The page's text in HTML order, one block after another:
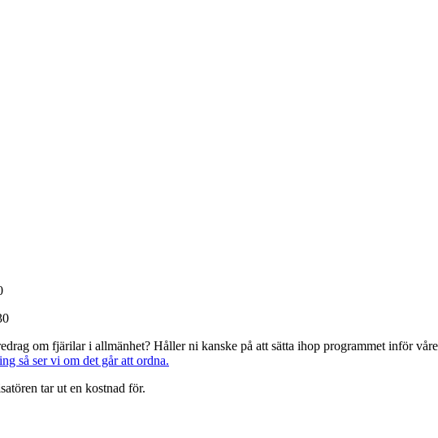
om fjärilar i allmänhet? Håller ni kanske på att sätta ihop programmet inför
så ser vi om det går att ordna.
tar ut en kostnad för.